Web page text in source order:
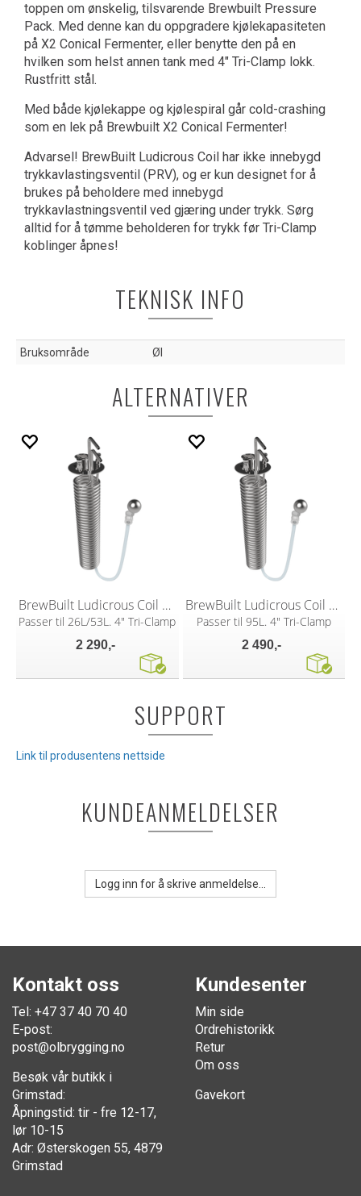
toppen om ønskelig, tilsvarende Brewbuilt Pressure
Pack. Med denne kan du oppgradere kjølekapasiteten
på X2 Conical Fermenter, eller benytte den på en
hvilken som helst annen tank med 4" Tri-Clamp lokk.
Rustfritt stål.
Med både kjølekappe og kjølespiral går cold-crashing
som en lek på Brewbuilt X2 Conical Fermenter!
Advarsel! BrewBuilt Ludicrous Coil har ikke innebygd
trykkavlastingsventil (PRV), og er kun designet for å
brukes på beholdere med innebygd
trykkavlastningsventil ved gjæring under trykk. Sørg
alltid for å tømme beholderen for trykk før Tri-Clamp
koblinger åpnes!
TEKNISK INFO
Bruksområde Øl
ALTERNATIVER
BrewBuilt Ludicrous Coil 18.5" (47 cm)
Passer til 26L/53L. 4" Tri-Clamp
2 290,-
BrewBuilt Ludicrous Coil 24" (60 cm)
Passer til 95L. 4" Tri-Clamp
2 490,-
SUPPORT
Link til produsentens nettside
KUNDEANMELDELSER
Logg inn for å skrive anmeldelse...
Kontakt oss
Tel: +47 37 40 70 40
E-post:
post@olbrygging.no
Besøk vår butikk i
Grimstad:
Åpningstid: tir - fre 12-17,
lør 10-15
Adr: Østerskogen 55, 4879
Grimstad
Kundesenter
Min side
Ordrehistorikk
Retur
Om oss
Gavekort